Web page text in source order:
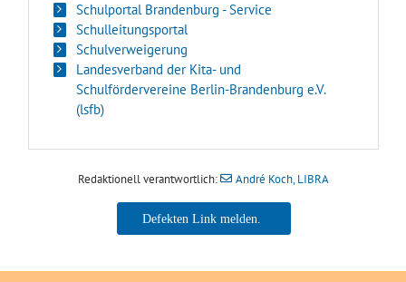
Schulportal Brandenburg - Service
Schulleitungsportal
Schulverweigerung
Landesverband der Kita- und
Schulfördervereine Berlin-Brandenburg e.V.
(lsfb)
Redaktionell verantwortlich: André Koch, LIBRA
André Koch, LIBRA